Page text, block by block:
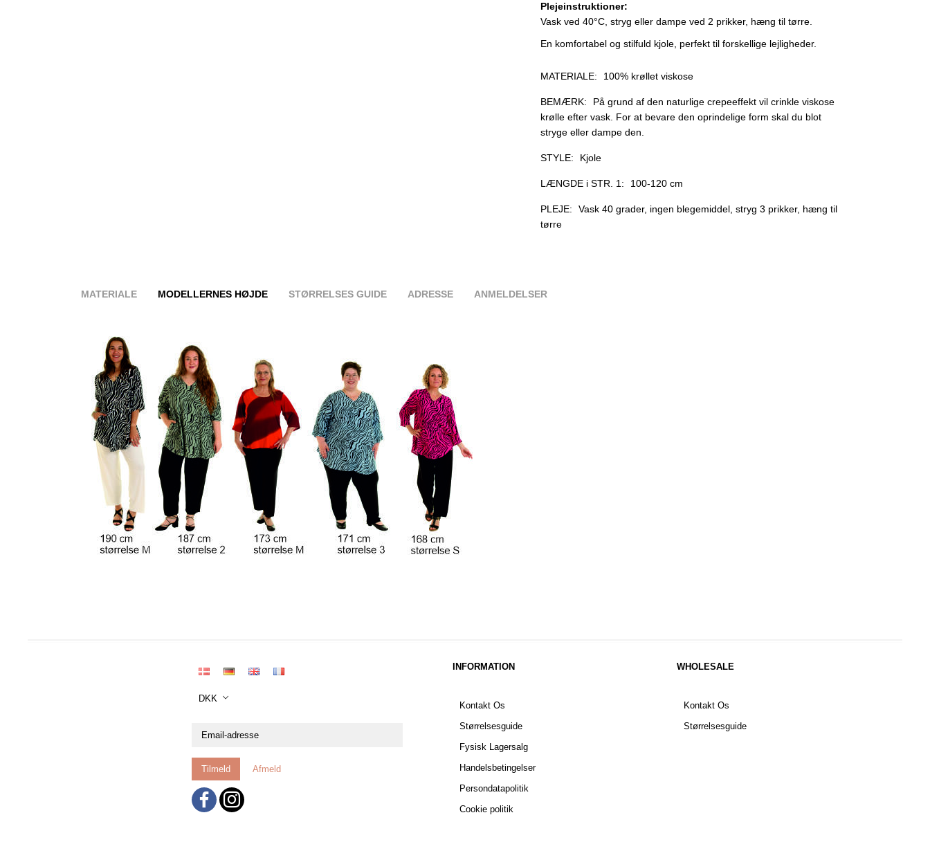
Plejeinstruktioner:
Vask ved 40°C, stryg eller dampe ved 2 prikker, hæng til tørre.
En komfortabel og stilfuld kjole, perfekt til forskellige lejligheder.
MATERIALE: 100% krøllet viskose
BEMÆRK:
På grund af den naturlige crepeeffekt vil crinkle viskose
krølle efter vask. For at bevare den oprindelige form skal du blot
stryge eller dampe den.
STYLE: Kjole
LÆNGDE i STR. 1: 100-120 cm
PLEJE:
Vask 40 grader, ingen blegemiddel, stryg 3 prikker, hæng til
tørre
MATERIALE MODELLERNES HØJDE STØRRELSES GUIDE ADRESSE ANMELDELSER
DKK
Email-
Tilmeld Afmeld
INFORMATION
Kontakt Os
Størrelsesguide
Fysisk Lagersalg
Handelsbetingelser
Persondatapolitik
Cookie politik
WHOLESALE
Kontakt Os
Størrelsesguide